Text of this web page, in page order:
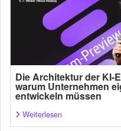
Die Architektur der KI-
warum Unternehmen
entwickeln müssen
Weiterlesen